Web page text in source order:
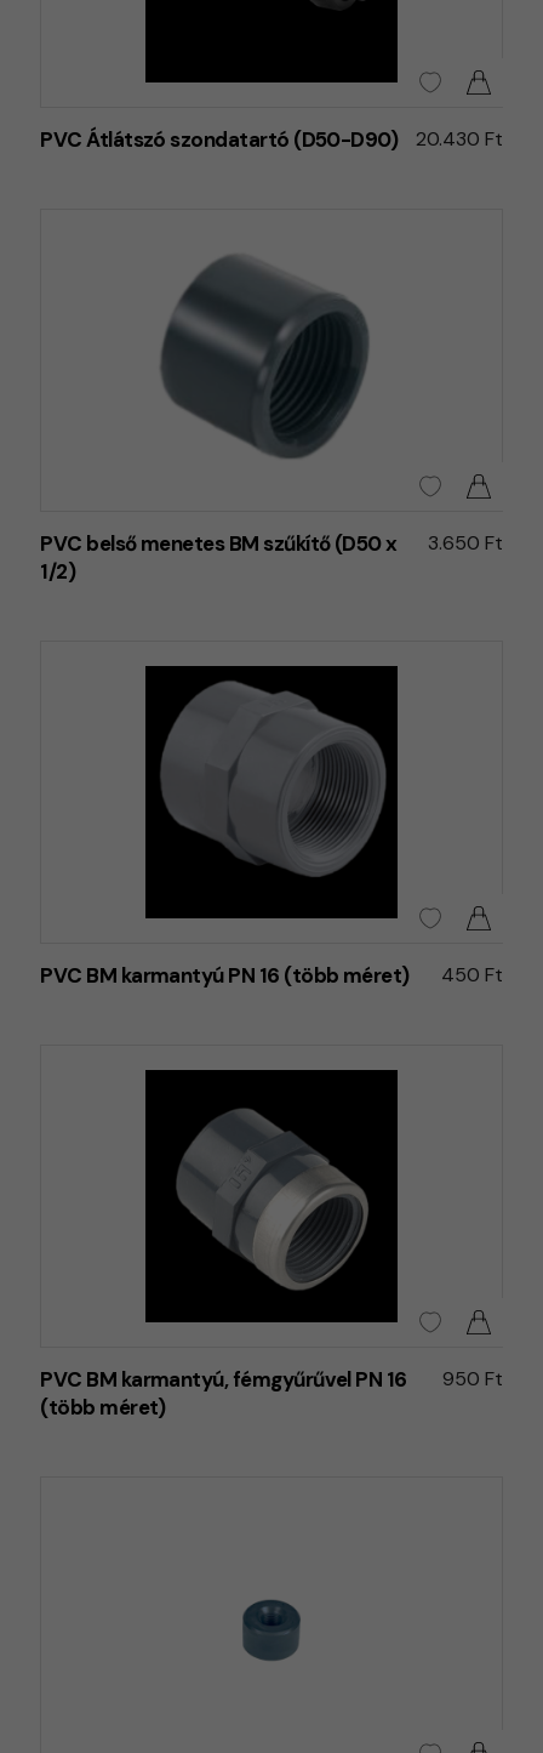
PVC Átlátszó szondatartó (D50-D90) 20.430 Ft
PVC belső menetes BM szűkítő (D50 x
1/2)
3.650 Ft
PVC BM karmantyú PN 16 (több méret) 450 Ft
PVC BM karmantyú, fémgyűrűvel PN 16
(több méret)
950 Ft